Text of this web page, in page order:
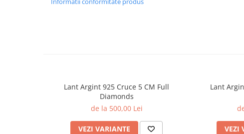
Lant Argint 925 Cruce 5 CM Full
Diamonds
de la 500,00 Lei
VEZI VARIANTE
Lant
VEZI